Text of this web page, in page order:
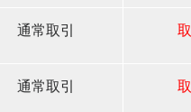
通常取引
通常取引